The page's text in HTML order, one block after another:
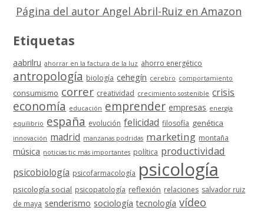
Página del autor Angel Abril-Ruiz en Amazon
Etiquetas
aabrilru ahorrar en la factura de la luz ahorro energético
antropología biología cehegín cerebro comportamiento
consumismo correr creatividad crecimiento sostenible crisis
economía educación emprender empresas energía
equilibrio españa evolución felicidad filosofía genética
innovación madrid manzanas podridas marketing montaña
música noticias tic más importantes política productividad
psicobiología psicofarmacología psicología
psicología social psicopatología reflexión relaciones salvador ruiz
de maya senderismo sociología tecnología vídeo